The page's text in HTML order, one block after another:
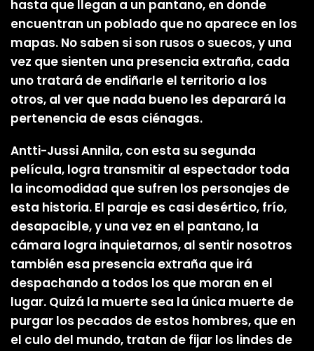
hasta que llegan a un pantano, en donde
encuentran un poblado que no aparece en los
mapas. No saben si son rusos o suecos, y una
vez que sienten una presencia extraña, cada
uno tratará de endiñarle el territorio a los
otros, al ver que nada bueno les deparará la
pertenencia de esas ciénagas.
Antti-Jussi Annila, con esta su segunda
película, logra transmitir al espectador toda
la incomodidad que sufren los personajes de
esta historia. El paraje es casi desértico, frío,
desapacible, y una vez en el pantano, la
cámara logra inquietarnos, al sentir nosotros
también esa presencia extraña que irá
despachando a todos los que moran en el
lugar. Quizá la muerte sea la única muerte de
purgar los pecados de estos hombres, que en
el culo del mundo, tratan de fijar los lindes de